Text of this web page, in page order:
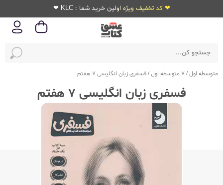
❤ کد تخفیف ویژه اولین خرید شما : KLC ❤
متوسطه اول/ 7 متوسطه اول /فسفری زبان انگلیسی 7 هفتم
فسفری زبان انگلیسی 7 هفتم